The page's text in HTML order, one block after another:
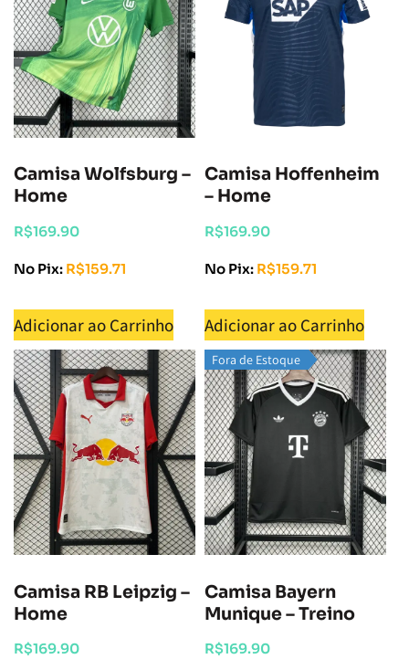
Camisa Wolfsburg –
Home
R$169.90
No Pix: R$159.71
Adicionar ao Carrinho
Camisa Hoffenheim
– Home
R$169.90
No Pix: R$159.71
Adicionar ao Carrinho
Camisa RB Leipzig –
Home
R$169.90
Fora de Estoque
Camisa Bayern
Munique – Treino
R$169.90